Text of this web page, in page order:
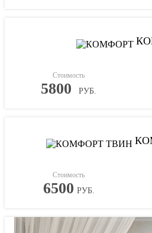
Стоимость
5800 РУБ.
Стоимость
6500 РУБ.